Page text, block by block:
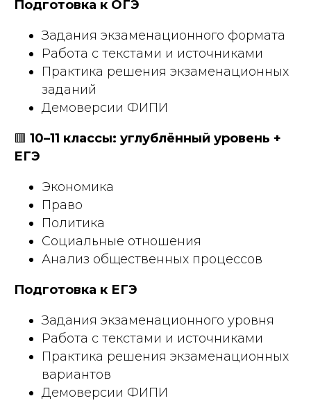
Подготовка к ОГЭ
Задания экзаменационного формата
Работа с текстами и источниками
Практика решения экзаменационных
заданий
Демоверсии ФИПИ
🟥 10–11 классы: углублённый уровень +
ЕГЭ
Экономика
Право
Политика
Социальные отношения
Анализ общественных процессов
Подготовка к ЕГЭ
Задания экзаменационного уровня
Работа с текстами и источниками
Практика решения экзаменационных
вариантов
Демоверсии ФИПИ